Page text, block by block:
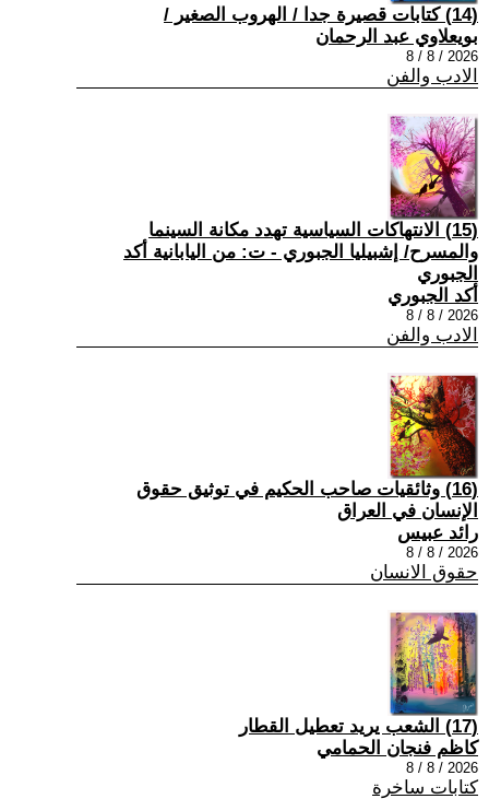
(14) كتابات قصيرة جدا / الهروب الصغير /
بويعلاوي عبد الرحمان
2026 / 8 / 8
الادب والفن
(15) الانتهاكات السياسية تهدد مكانة السينما
والمسرح/ إشبيليا الجبوري - ت: من اليابانية أكد
الجبوري
أكد الجبوري
2026 / 8 / 8
الادب والفن
(16) وثائقيات صاحب الحكيم في توثيق حقوق
الإنسان في العراق
رائد عبيس
2026 / 8 / 8
حقوق الانسان
(17) الشعب يريد تعطيل القطار
كاظم فنجان الحمامي
2026 / 8 / 8
كتابات ساخرة